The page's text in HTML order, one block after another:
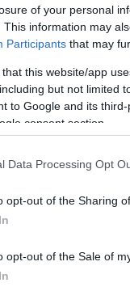
of your personal
This information may
Participants that may
that this website/app
but not limited
to Google and its
consent section.
Data Processing Opt
opt-out of the Sharing
opt-out of the Sale of
που
νόβελ)
στη Ιαπωνία
Οι ιστορίες